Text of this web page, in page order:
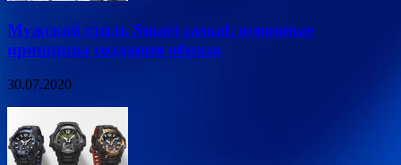
Мужской стиль Smart casual: основные
принципы создания образа
30.07.2020